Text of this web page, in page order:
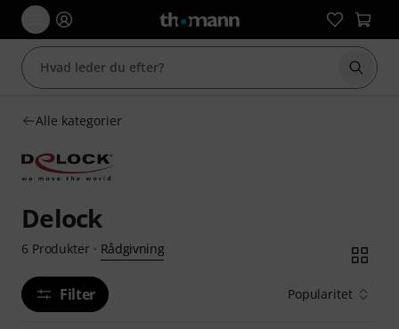
Start
Alle kategorier
Delock
6 Produkter· Rådgivning
Filter Popularitet